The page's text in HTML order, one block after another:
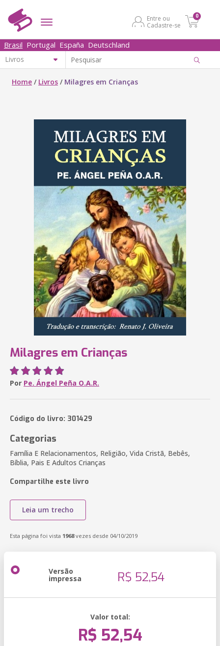
Entre ou
Cadastre-se
0
Brasil Portugal España Deutschland
Home / Livros / Milagres em Crianças
Milagres em Crianças
Por Pe. Ángel Peña O.A.R.
Código do livro: 301429
Categorias
Família E Relacionamentos, Religião, Vida Cristã, Bebês,
Bíblia, Pais E Adultos Crianças
Compartilhe este livro
Leia um trecho
Esta página foi vista 1968vezes desde 04/10/2019
Versão
impressa R$ 52,54
Valor total:
R$ 52,54